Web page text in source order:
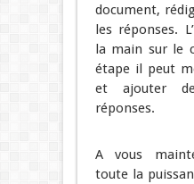
document,
les réponses.
la main sur le
étape il peut
et ajouter
réponses.
A vous
toute la